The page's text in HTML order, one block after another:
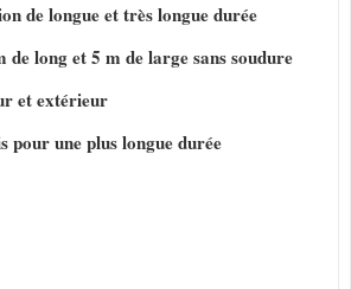
de longue et très longue durée
de long et 5 m de large sans soudure
et extérieur
pour une plus longue durée